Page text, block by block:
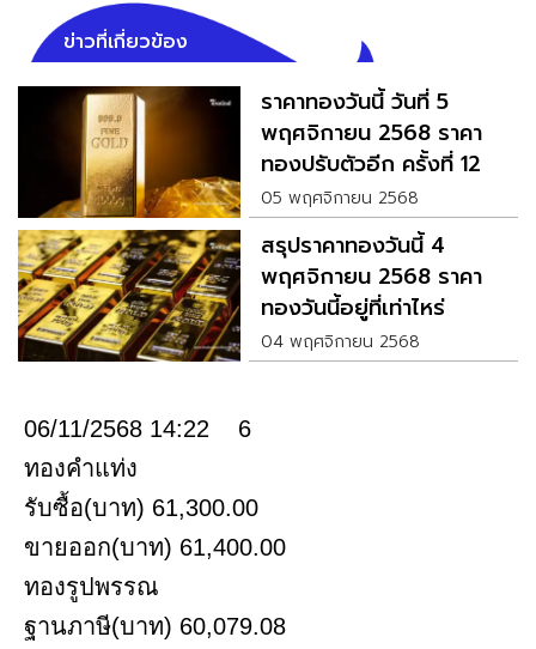
ข่าวที่เกี่ยวข้อง
ราคาทองวันนี้ วันที่ 5
พฤศจิกายน 2568 ราคา
ทองปรับตัวอีก ครั้งที่ 12
05 พฤศจิกายน 2568
สรุปราคาทองวันนี้ 4
พฤศจิกายน 2568 ราคา
ทองวันนี้อยู่ที่เท่าไหร่
04 พฤศจิกายน 2568
06/11/2568 14:22 6
ทองคำแท่ง
รับซื้อ(บาท) 61,300.00
ขายออก(บาท) 61,400.00
ทองรูปพรรณ
ฐานภาษี(บาท) 60,079.08